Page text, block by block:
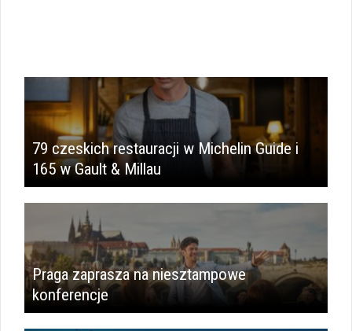
79 czeskich restauracji w Michelin Guide i
165 w Gault & Millau
Praga zaprasza na niesztampowe
konferencje